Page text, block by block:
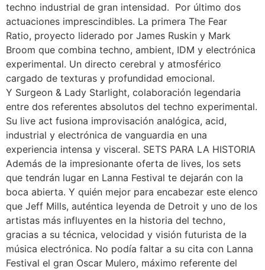
techno industrial de gran intensidad. Por último dos
actuaciones imprescindibles. La primera The Fear
Ratio, proyecto liderado por James Ruskin y Mark
Broom que combina techno, ambient, IDM y electrónica
experimental. Un directo cerebral y atmosférico
cargado de texturas y profundidad emocional.
Y Surgeon & Lady Starlight, colaboración legendaria
entre dos referentes absolutos del techno experimental.
Su live act fusiona improvisación analógica, acid,
industrial y electrónica de vanguardia en una
experiencia intensa y visceral. SETS PARA LA HISTORIA
Además de la impresionante oferta de lives, los sets
que tendrán lugar en Lanna Festival te dejarán con la
boca abierta. Y quién mejor para encabezar este elenco
que Jeff Mills, auténtica leyenda de Detroit y uno de los
artistas más influyentes en la historia del techno,
gracias a su técnica, velocidad y visión futurista de la
música electrónica. No podía faltar a su cita con Lanna
Festival el gran Oscar Mulero, máximo referente del